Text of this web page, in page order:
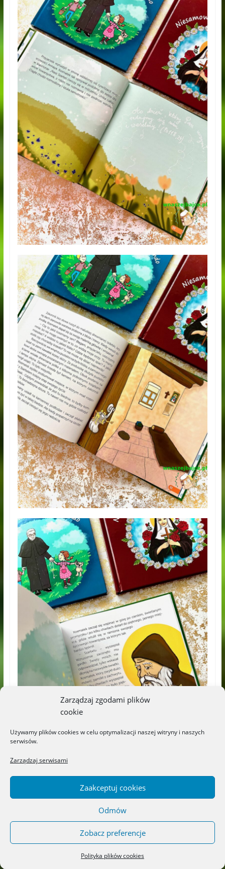
Zarządzaj zgodami plików
cookie
Używamy plików cookies w celu optymalizacji naszej witryny i naszych
serwisów.
Zarządzaj serwisami
Zaakceptuj cookies
Odmów
Zobacz preferencje
Polityka plików cookies